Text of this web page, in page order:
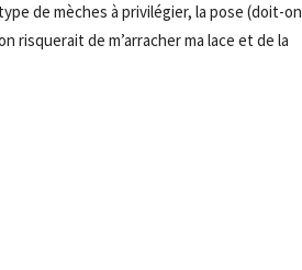
de mèches à privilégier, la pose (doit-on
risquerait de m’arracher ma lace et de la